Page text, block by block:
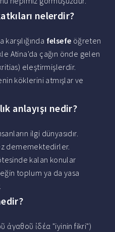
nelerdir?
karşılığında felsefe öğreten
Atina'da çağın önde gelen
eleştirmişlerdir.
köklerini atmışlar ve
anlayışı nedir?
ilgi dünyasıdır.
dememektedirler.
kalan konular
toplum ya da yasa
ἀγαθοῦ ἰδέα "iyinin fikri")